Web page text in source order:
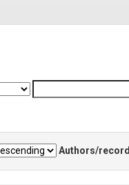
Authors/record